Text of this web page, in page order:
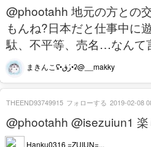
@phootahh 地元の方との
もんね?日本だと仕事中に
駄、不平等、売名…なんて
まきんこʢ•̀رق•́ʡ@__makky
@phootahh @isezuiun1
Hanku0316 =ZUIUN=...
THEEND93749915 フォローする 2019-02-08